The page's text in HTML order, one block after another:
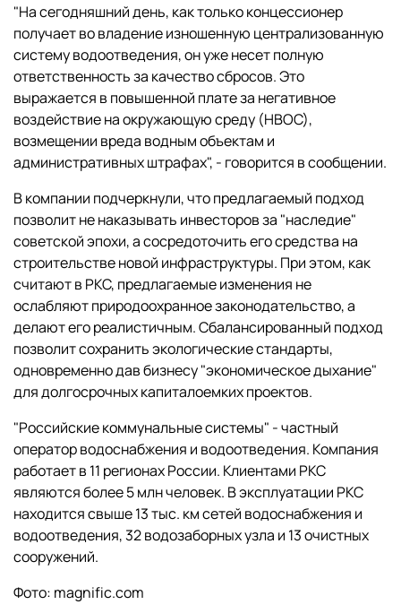
"На сегодняшний день, как только концессионер
получает во владение изношенную централизованную
систему водоотведения, он уже несет полную
ответственность за качество сбросов. Это
выражается в повышенной плате за негативное
воздействие на окружающую среду (НВОС),
возмещении вреда водным объектам и
административных штрафах", - говорится в сообщении.
В компании подчеркнули, что предлагаемый подход
позволит не наказывать инвесторов за "наследие"
советской эпохи, а сосредоточить его средства на
строительстве новой инфраструктуры. При этом, как
считают в РКС, предлагаемые изменения не
ослабляют природоохранное законодательство, а
делают его реалистичным. Сбалансированный подход
позволит сохранить экологические стандарты,
одновременно дав бизнесу "экономическое дыхание"
для долгосрочных капиталоемких проектов.
"Российские коммунальные системы" - частный
оператор водоснабжения и водоотведения. Компания
работает в 11 регионах России. Клиентами РКС
являются более 5 млн человек. В эксплуатации РКС
находится свыше 13 тыс. км сетей водоснабжения и
водоотведения, 32 водозаборных узла и 13 очистных
сооружений.
Фото: magnific.com